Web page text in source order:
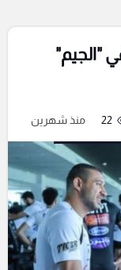
"الجيم"
22 منذ شهرين